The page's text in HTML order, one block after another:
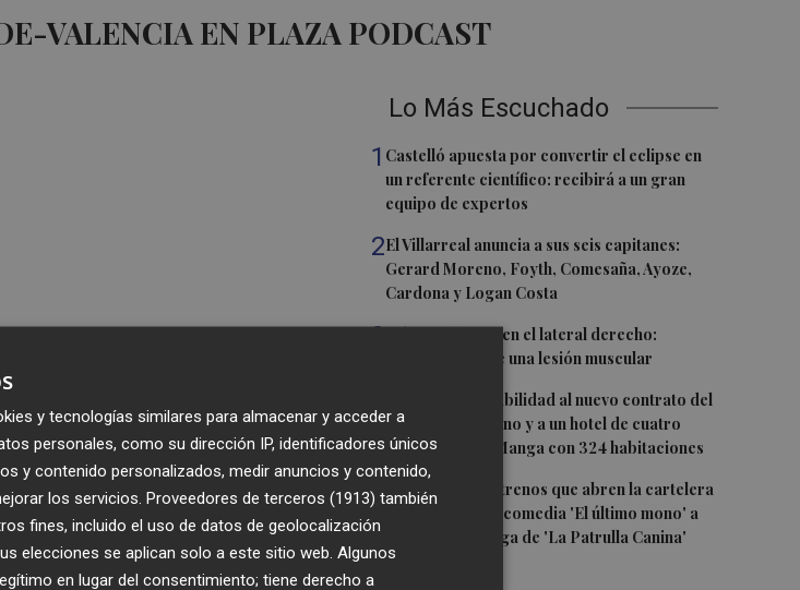
VALENCIA EN PLAZA PODCAST
Lo Más Escuchado
1 Castelló apuesta por convertir el eclipse en
un referente científico: recibirá a un gran
equipo de expertos
2El Villarreal anuncia a sus seis capitanes:
Gerard Moreno, Foyth, Comesaña, Ayoze,
Cardona y Logan Costa
3Más problemas en el lateral derecho:
Monferrer sufre una lesión muscular
San Javier da viabilidad al nuevo contrato del
transporte urbano y a un hotel de cuatro
estrellas en La Manga con 324 habitaciones
5 Estos son los estrenos que abren la cartelera
en agosto: de la comedia 'El último mono' a
una nueva entrega de 'La Patrulla Canina'
y tecnologías similares para almacenar y acceder a
personales, como su dirección IP, identificadores únicos
y contenido personalizados, medir anuncios y contenido,
los servicios. Proveedores de terceros (1913) también
fines, incluido el uso de datos de geolocalización
elecciones se aplican solo a este sitio web. Algunos
en lugar del consentimiento; tiene derecho a